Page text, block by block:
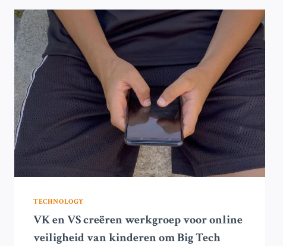
DODEN
TIJDENS
PROTESTEN
IN
NIGERIA
TECHNOLOGY
VK en VS creëren werkgroep voor online
veiligheid van kinderen om Big Tech